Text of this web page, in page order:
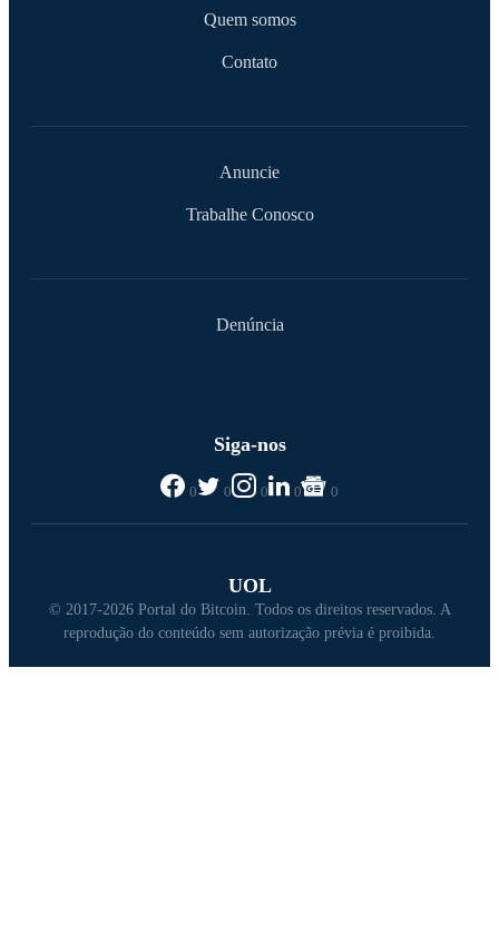
Quem somos
Contato
Anuncie
Trabalhe Conosco
Denúncia
Siga-nos
0 0 0 0 0
UOL
© 2017-2026 Portal do Bitcoin. Todos os direitos reservados. A
reprodução do conteúdo sem autorização prévia é proibida.